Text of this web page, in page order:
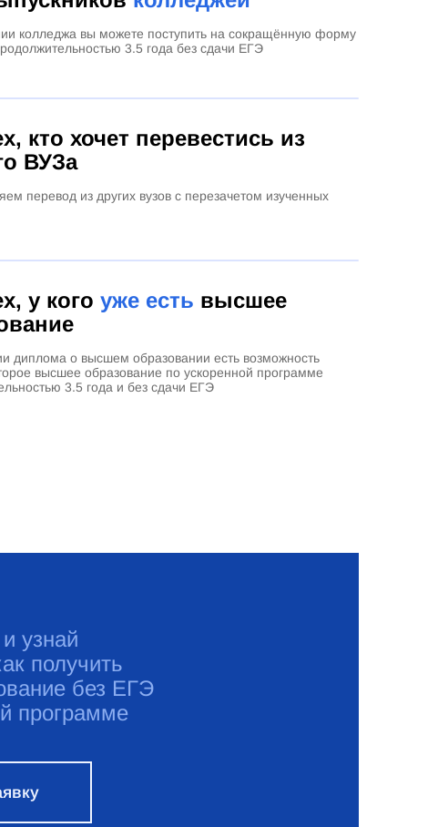
колледжа вы можете поступить на сокращённую форму
3.5 года без сдачи ЕГЭ
кто хочет перевестись из
ВУЗа
перевод из других вузов с перезачетом изученных
у кого уже есть высшее
диплома о высшем образовании есть возможность
высшее образование по ускоренной программе
3.5 года и без сдачи ЕГЭ
узнай
получить
без ЕГЭ
программе